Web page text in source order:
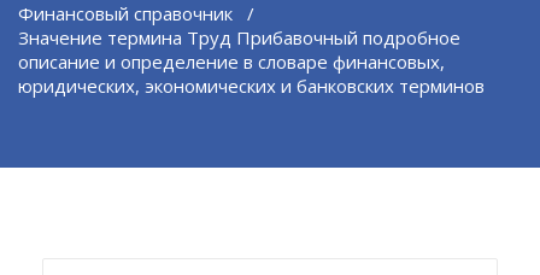
Финансовый справочник /
Значение термина Труд Прибавочный подробное
описание и определение в словаре финансовых,
юридических, экономических и банковских терминов